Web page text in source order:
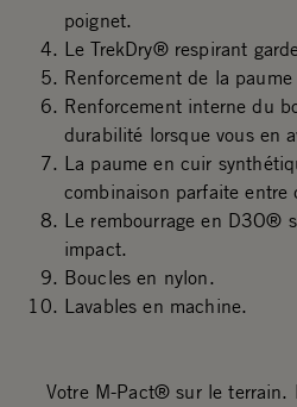
poignet.
Le TrekDry® respirant
Renforcement de la
Renforcement interne du
durabilité lorsque vous en
La paume en cuir
combinaison parfaite entre
Le rembourrage en D3O®
impact.
Boucles en nylon.
Lavables en machine.
Votre M-Pact® sur le terrain.